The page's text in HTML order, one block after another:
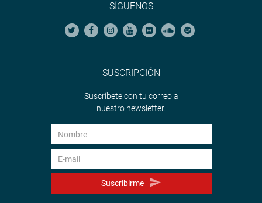
SÍGUENOS
SUSCRIPCIÓN
Suscríbete con tu correo a
nuestro newsletter.
Suscribirme